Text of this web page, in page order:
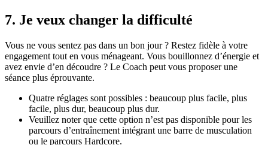
7. Je veux changer la difficulté
Vous ne vous sentez pas dans un bon jour ? Restez fidèle à votre
engagement tout en vous ménageant. Vous bouillonnez d’énergie et
avez envie d’en découdre ? Le Coach peut vous proposer une
séance plus éprouvante.
Quatre réglages sont possibles : beaucoup plus facile, plus
facile, plus dur, beaucoup plus dur.
Veuillez noter que cette option n’est pas disponible pour les
parcours d’entraînement intégrant une barre de musculation
ou le parcours Hardcore.